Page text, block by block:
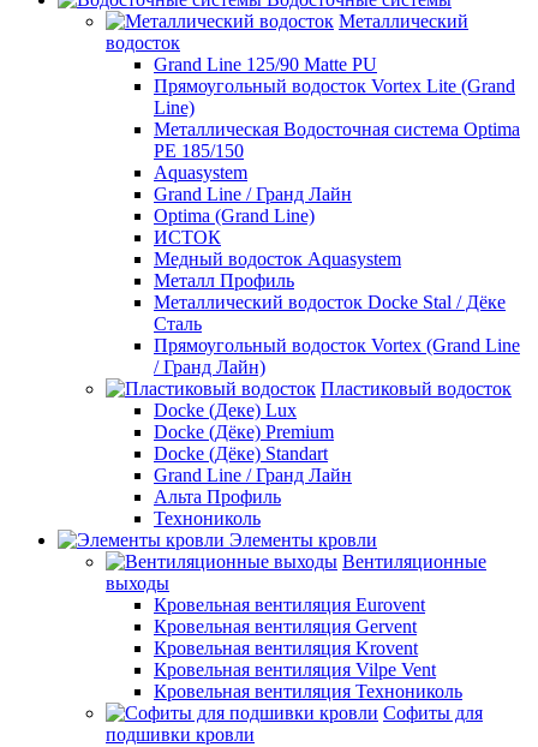
Металлический
водосток
Grand Line 125/90 Matte PU
Прямоугольный водосток Vortex Lite (Grand
Line)
Металлическая Водосточная система Optima
PE 185/150
Aquasystem
Grand Line / Гранд Лайн
Optima (Grand Line)
ИСТОК
Медный водосток Aquasystem
Металл Профиль
Металлический водосток Docke Stal / Дёке
Сталь
Прямоугольный водосток Vortex (Grand Line
/ Гранд Лайн)
Пластиковый водосток
Docke (Деке) Lux
Docke (Дёке) Premium
Docke (Дёке) Standart
Grand Line / Гранд Лайн
Альта Профиль
Технониколь
Элементы кровли
Вентиляционные
выходы
Кровельная вентиляция Eurovent
Кровельная вентиляция Gervent
Кровельная вентиляция Krovent
Кровельная вентиляция Vilpe Vent
Кровельная вентиляция Технониколь
Cофиты для
подшивки кровли